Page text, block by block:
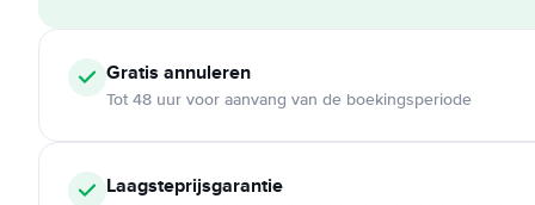
Gratis annuleren
Tot 48 uur voor aanvang van de boekingsperiode
Laagsteprijsgarantie